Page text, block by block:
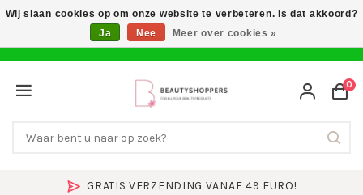
GRATIS VERZENDING VANAF 49 EURO!
0
Wij slaan cookies op om onze website te verbeteren. Is dat akkoord?
Ja
Nee Meer over cookies »